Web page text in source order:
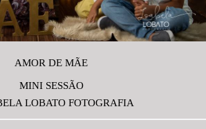
AMOR DE MÃE
MINI SESSÃO
LOBATO FOTOGRAFIA